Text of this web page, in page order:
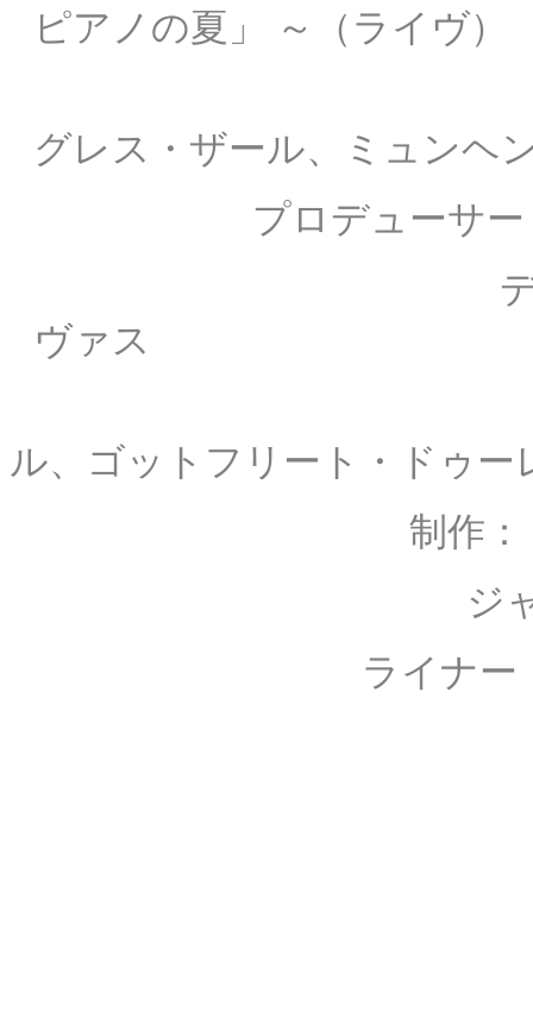
ピアノの夏」 ～
（ライヴ）
グレス・ザール、ミュンヘ
プロデューサ
ディレクター
ヴァス
ル、ゴットフリート・ドゥー
制作
ジャケット
ライナー・